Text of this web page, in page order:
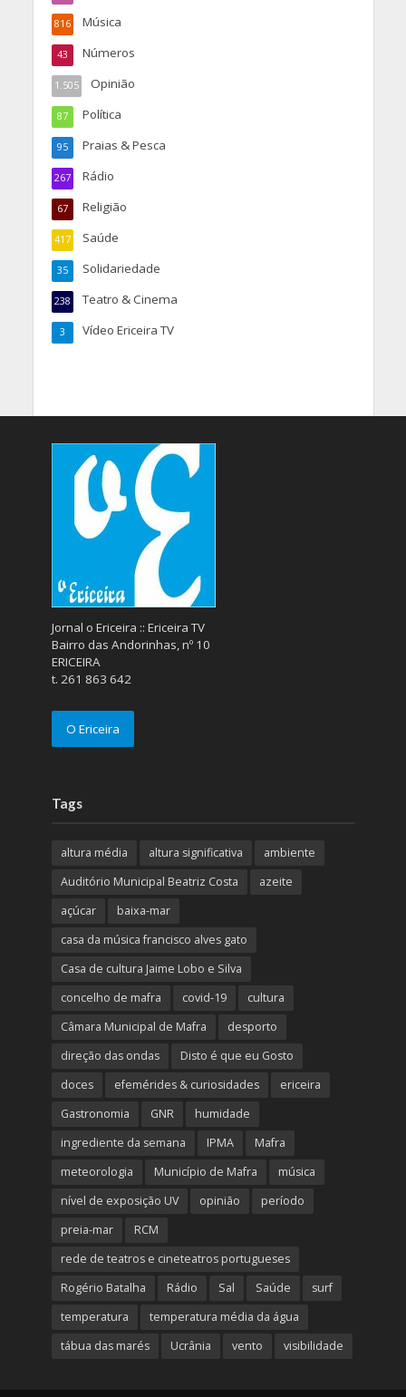
Música
816
Números
43
Opinião
1.505
Política
87
Praias & Pesca
95
Rádio
267
Religião
67
Saúde
417
Solidariedade
35
Teatro & Cinema
238
Vídeo Ericeira TV
3
Jornal o Ericeira :: Ericeira TV
Bairro das Andorinhas, nº 10
ERICEIRA
t. 261 863 642
O Ericeira
Tags
altura média altura significativa
ambiente
Auditório Municipal Beatriz Costa
azeite
açúcar
baixa-mar
casa da música francisco alves gato
Casa de cultura Jaime Lobo e Silva
concelho de mafra
covid-19
cultura
Câmara Municipal de Mafra
desporto
direção das ondas
Disto é que eu Gosto
doces
efemérides & curiosidades
ericeira
Gastronomia
GNR
humidade
ingrediente da semana
IPMA
Mafra
meteorologia
Município de Mafra
música
nível de exposição UV
opinião
período
preia-mar
RCM
rede de teatros e cineteatros portugueses
Rogério Batalha
Rádio Sal Saúde
surf
temperatura
temperatura média da água
tábua das marés
Ucrânia vento visibilidade